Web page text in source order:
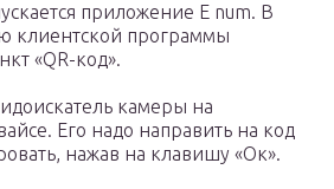
приложение E num. В
клиентской программы
«QR-код».
камеры на
Его надо направить на код
нажав на клавишу «Ок».